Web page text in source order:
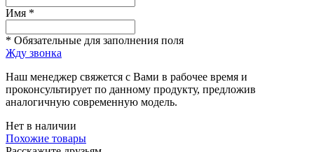
Имя *
* Обязательные для заполнения поля
Жду звонка
Наш менеджер свяжется с Вами в рабочее время и
проконсультирует по данному продукту, предложив
аналогичную современную модель.
Нет в наличии
Похожие товары